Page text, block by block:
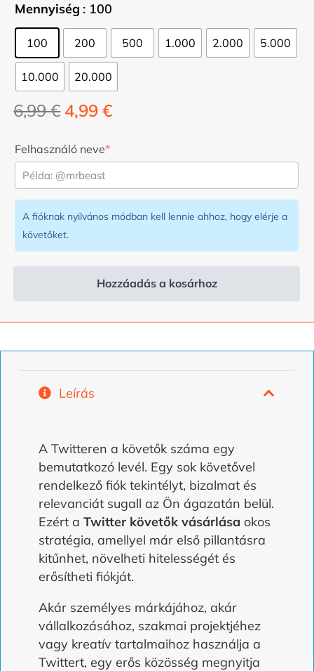
Mennyiség : 100
100 200 500 1.000 2.000 5.000
10.000 20.000
6,99€ Az
ár:
6,99
€
volt.
4,99€A
4,99
€.
Felhasználó neve*
A fióknak nyilvános módban kell lennie ahhoz, hogy elérje a
követőket.
Hozzáadás a kosárhoz
Leírás
A Twitteren a követők száma egy
bemutatkozó levél. Egy sok követővel
rendelkező fiók tekintélyt, bizalmat és
relevanciát sugall az Ön ágazatán belül.
Ezért a Twitter követők vásárlása okos
stratégia, amellyel már első pillantásra
kitűnhet, növelheti hitelességét és
erősítheti fiókját.
Akár személyes márkájához, akár
vállalkozásához, szakmai projektjéhez
vagy kreatív tartalmaihoz használja a
Twittert, egy erős közösség megnyitja